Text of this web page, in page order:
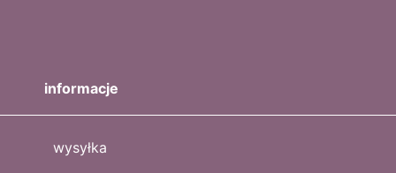
informacje
wysyłka